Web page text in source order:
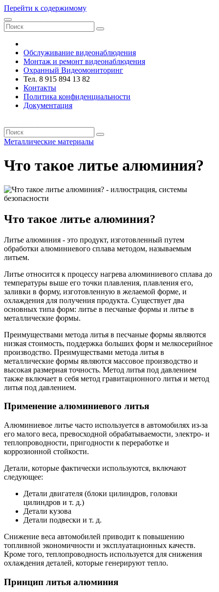
Перейти к содержимому
Обслуживание видеонаблюдения
Монтаж и ремонт видеонаблюдения
Охранный Видеомониторинг
Тел. 8 915 894 13 82
Контакты
Политика конфиденциальности
Документация
Металлические материалы
Что такое литье алюминия?
Что такое литье алюминия?
Литье алюминия - это продукт, изготовленный путем
обработки алюминиевого сплава методом, называемым
литьем.
Литье относится к процессу нагрева алюминиевого сплава до
температуры выше его точки плавления, плавления его,
заливки в форму, изготовленную в желаемой форме, и
охлаждения для получения продукта. Существует два
основных типа форм: литье в песчаные формы и литье в
металлические формы.
Преимуществами метода литья в песчаные формы являются
низкая стоимость, поддержка больших форм и мелкосерийное
производство. Преимуществами метода литья в
металлические формы являются массовое производство и
высокая размерная точность. Метод литья под давлением
также включает в себя метод гравитационного литья и метод
литья под давлением.
Применение алюминиевого литья
Алюминиевое литье часто используется в автомобилях из-за
его малого веса, превосходной обрабатываемости, электро- и
теплопроводности, пригодности к переработке и
коррозионной стойкости.
Детали, которые фактически используются, включают
следующее:
Детали двигателя (блоки цилиндров, головки
цилиндров и т. д.)
Детали кузова
Детали подвески и т. д.
Снижение веса автомобилей приводит к повышению
топливной экономичности и эксплуатационных качеств.
Кроме того, теплопроводность используется для снижения
охлаждения деталей, которые генерируют тепло.
Принцип литья алюминия